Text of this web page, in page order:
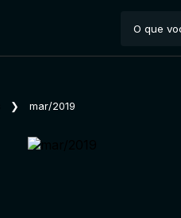
❯ mar/2019